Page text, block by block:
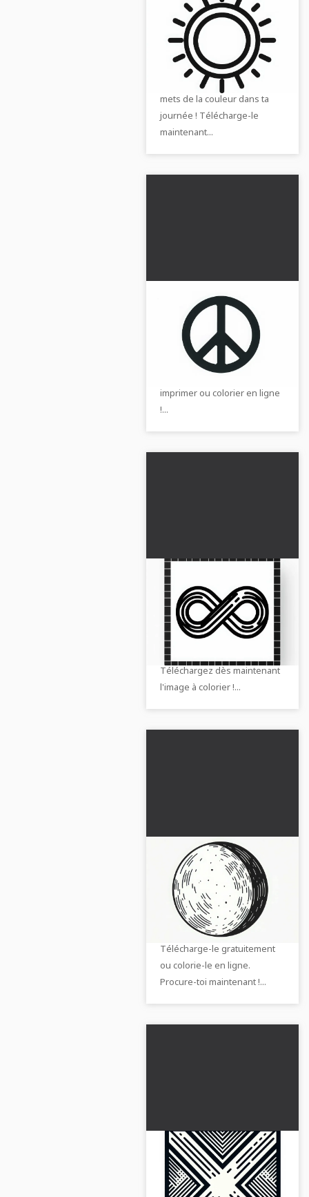
Modèle de coloriage
de symbole du soleil
gratuit
Télécharge gratuitement le
modèle de coloriage du
symbole joyeux du soleil et
mets de la couleur dans ta
journée ! Télécharge-le
maintenant...
Modèle de coloriage
symbole de la paix
gratuit
Télécharge notre modèle de
coloriage gratuit d'un
symbole de paix. Parfait pour
imprimer ou colorier en ligne
!...
Vous êtes formé sur
des données jusqu'en
octobre 2023
Découvrez la liberté créative
avec ce modèle de coloriage
gratuit du symbole de l'infini.
Téléchargez dès maintenant
l'image à colorier !...
Télécharger
gratuitement et
colorier en ligne un
dessin de lune
Laisse libre cours à ta
créativité avec notre dessin à
colorier de la lune !
Télécharge-le gratuitement
ou colorie-le en ligne.
Procure-toi maintenant !...
Image de coloriage
gratuit de symbole de
croix à télécharger
Découvrez cette image à